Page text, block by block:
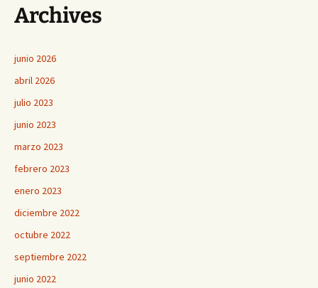
Archives
junio 2026
abril 2026
julio 2023
junio 2023
marzo 2023
febrero 2023
enero 2023
diciembre 2022
octubre 2022
septiembre 2022
junio 2022